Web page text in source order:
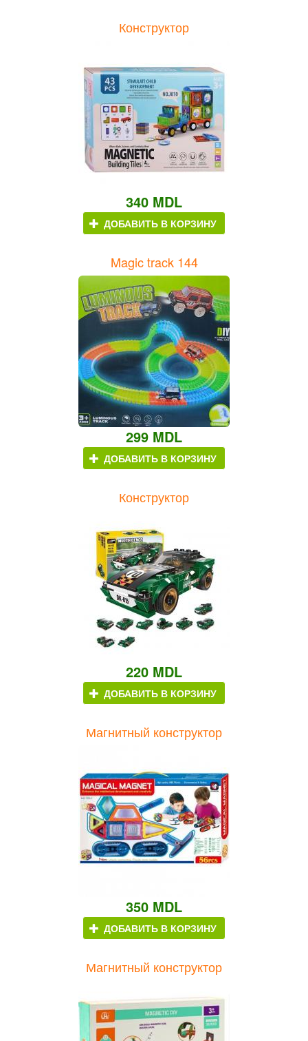
Конструктор
340 MDL
ДОБАВИТЬ В КОРЗИНУ
Magic track 144
299 MDL
ДОБАВИТЬ В КОРЗИНУ
Конструктор
220 MDL
ДОБАВИТЬ В КОРЗИНУ
Магнитный конструктор
350 MDL
ДОБАВИТЬ В КОРЗИНУ
Магнитный конструктор